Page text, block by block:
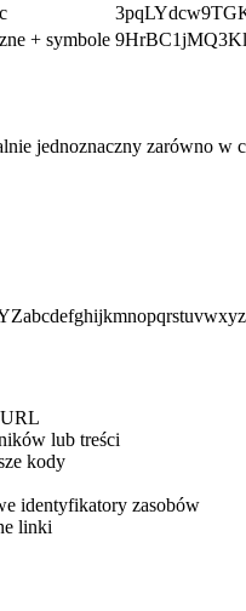
+ symbole
jednoznaczny zarówno w
lub treści
kody
identyfikatory zasobów
linki